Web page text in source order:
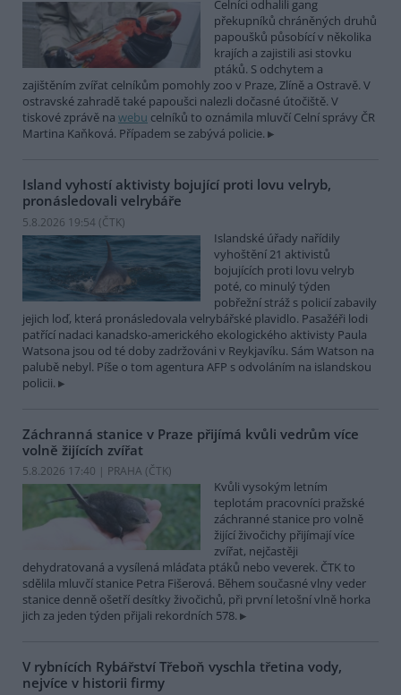
Celníci odhalili gang
překupníků chráněných druhů
papoušků působící v několika
krajích a zajistili asi stovku
ptáků. S odchytem a
zajištěním zvířat celníkům pomohly zoo v Praze, Zlíně a Ostravě. V
ostravské zahradě také papoušci nalezli dočasné útočiště. V
tiskové zprávě na webu celníků to oznámila mluvčí Celní správy ČR
Martina Kaňková. Případem se zabývá policie.
Island vyhostí aktivisty bojující proti lovu velryb,
pronásledovali velrybáře
5.8.2026 19:54 (ČTK)
Islandské úřady nařídily
vyhoštění 21 aktivistů
bojujících proti lovu velryb
poté, co minulý týden
pobřežní stráž s policií zabavily
jejich loď, která pronásledovala velrybářské plavidlo. Pasažéři lodi
patřící nadaci kanadsko-amerického ekologického aktivisty Paula
Watsona jsou od té doby zadržováni v Reykjavíku. Sám Watson na
palubě nebyl. Píše o tom agentura AFP s odvoláním na islandskou
policii.
Záchranná stanice v Praze přijímá kvůli vedrům více
volně žijících zvířat
5.8.2026 17:40 | PRAHA (ČTK)
Kvůli vysokým letním
teplotám pracovníci pražské
záchranné stanice pro volně
žijící živočichy přijímají více
zvířat, nejčastěji
dehydratovaná a vysílená mláďata ptáků nebo veverek. ČTK to
sdělila mluvčí stanice Petra Fišerová. Během současné vlny veder
stanice denně ošetří desítky živočichů, při první letošní vlně horka
jich za jeden týden přijali rekordních 578.
V rybnících Rybářství Třeboň vyschla třetina vody,
nejvíce v historii firmy